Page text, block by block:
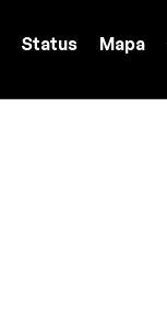
Status Mapa